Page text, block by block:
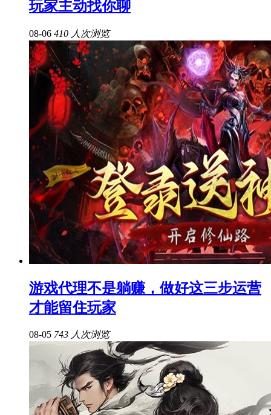
玩家主动找你聊
08-06 410 人次浏览
游戏代理不是躺赚，做好这三步运营
才能留住玩家
08-05 743 人次浏览